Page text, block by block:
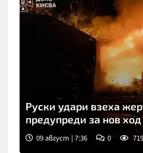
Руски удари взеха
предупреди за нов
09 август | 7:36 0 719